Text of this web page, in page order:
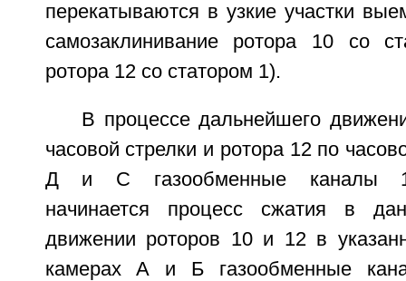
перекатываются в узкие участки
самозаклинивание ротора 10 со
ротора 12 со статором 1).
В процессе дальнейшего
часовой стрелки и ротора 12 по
Д и С газообменные каналы
начинается процесс сжатия в
движении роторов 10 и 12 в
камерах А и Б газообменные